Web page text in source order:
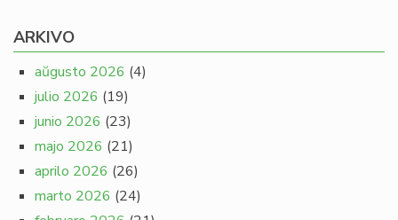
ARKIVO
aŭgusto 2026 (4)
julio 2026 (19)
junio 2026 (23)
majo 2026 (21)
aprilo 2026 (26)
marto 2026 (24)